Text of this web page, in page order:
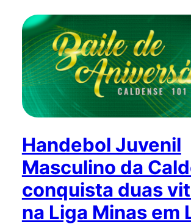
Handebol Juvenil
Masculino da
conquista duas
na Liga Minas em